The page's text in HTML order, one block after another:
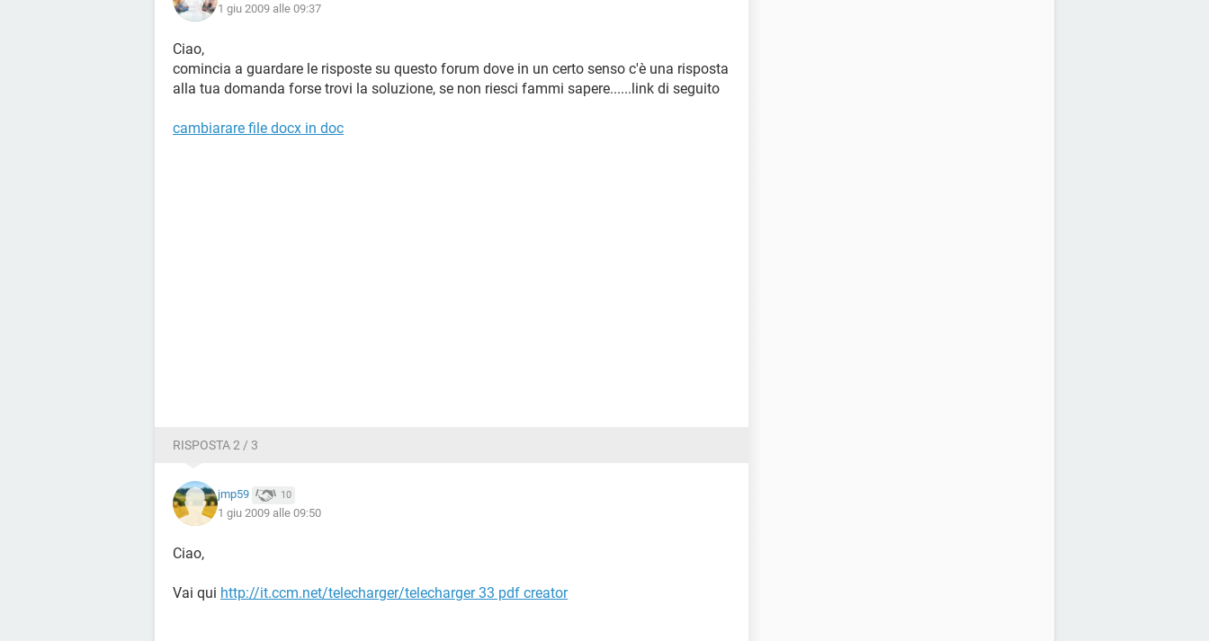
1 giu 2009 alle 09:37
Ciao,
comincia a guardare le risposte su questo forum dove in un certo senso c'è una risposta
alla tua domanda forse trovi la soluzione, se non riesci fammi sapere......link di seguito
cambiarare file docx in doc
RISPOSTA 2 / 3
jmp59 10
1 giu 2009 alle 09:50
Ciao,
Vai qui http://it.ccm.net/telecharger/telecharger 33 pdf creator